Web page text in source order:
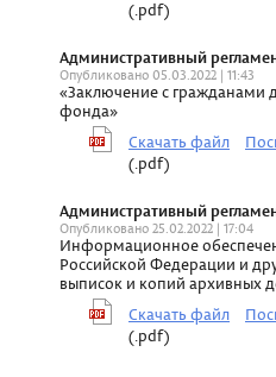
(.pdf)
Административный
Опубликовано 05.03.2022 | 11:43
«Заключение с гражданами
фонда»
Скачать файл
(.pdf)
Административный
Опубликовано 25.02.2022 | 17:04
Информационное
Российской Федерации и
выписок и копий архивных
Скачать файл
(.pdf)